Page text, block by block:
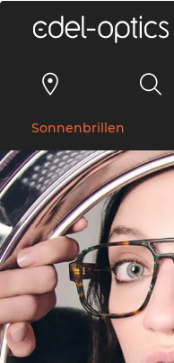
Sonnenbrillen